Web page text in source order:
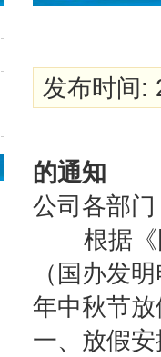
发布时间:
的通知
公司各部门
根据《
（国办发
年中秋节
一、放假